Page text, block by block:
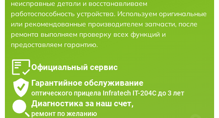
неисправные детали и восстанавливаем
работоспособность устройства. Используем оригинальные
или рекомендованные производителем запчасти, после
ремонта выполняем проверку всех функций и
предоставляем гарантию.
Официальный сервис
Гарантийное обслуживание
оптического прицела Infratech IT-204C до 3 лет
Диагностика за наш счет,
ремонт по желанию